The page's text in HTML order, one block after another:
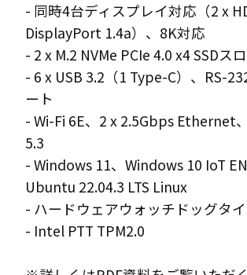
- 同時4台ディスプレイ対応（2 x
DisplayPort 1.4a）、8K対応
- 2 x M.2 NVMe PCIe 4.0 x4 SSDス
- 6 x USB 3.2（1 Type-C）、RS-
ート
- Wi-Fi 6E、2 x 2.5Gbps Ethernet
5.3
- Windows 11、Windows 10 IoT
Ubuntu 22.04.3 LTS Linux
- ハードウェアウォッチドッグタ
- Intel PTT TPM2.0